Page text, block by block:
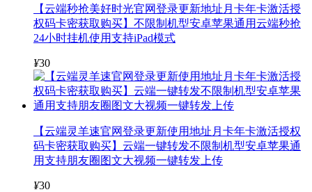
【云端秒抢美好时光官网登录更新地址月卡年卡激活授
权码卡密获取购买】不限制机型安卓苹果通用云端秒抢
24小时挂机使用支持iPad模式
¥30
【云端灵羊速官网登录更新使用地址月卡年卡激活授权
码卡密获取购买】云端一键转发不限制机型安卓苹果通
用支持朋友圈图文大视频一键转发上传
¥30